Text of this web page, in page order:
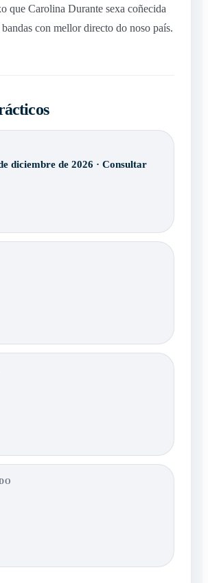
que Carolina Durante sexa coñecida
con mellor directo do noso país.
diciembre de 2026 · Consultar